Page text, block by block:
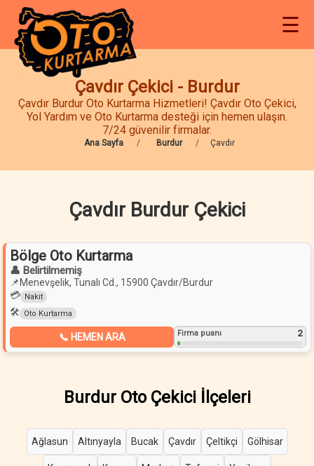
☰
Çavdır Çekici - Burdur
Çavdır Burdur Oto Kurtarma Hizmetleri! Çavdır Oto Çekici,
Yol Yardım ve Oto Kurtarma desteği için hemen ulaşın.
7/24 güvenilir firmalar.
Ana Sayfa Burdur Çavdır
Çavdır Burdur Çekici
Bölge Oto Kurtarma
👤 Belirtilmemiş
📌Menevşelik, Tunalı Cd., 15900 Çavdır/Burdur
💳 Nakit
🛠️ Oto Kurtarma
📞 HEMEN ARA Firma puanı 2
Burdur Oto Çekici İlçeleri
Ağlasun Altınyayla Bucak Çavdır Çeltikçi Gölhisar